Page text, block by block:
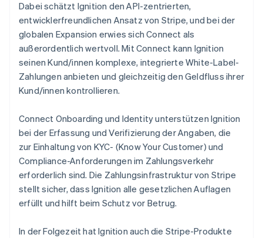
Dabei schätzt Ignition den API-zentrierten,
entwicklerfreundlichen Ansatz von Stripe, und bei der
globalen Expansion erwies sich Connect als
außerordentlich wertvoll. Mit Connect kann Ignition
seinen Kund/innen komplexe, integrierte White-Label-
Zahlungen anbieten und gleichzeitig den Geldfluss ihrer
Kund/innen kontrollieren.
Connect Onboarding und Identity unterstützen Ignition
bei der Erfassung und Verifizierung der Angaben, die
zur Einhaltung von KYC- (Know Your Customer) und
Compliance-Anforderungen im Zahlungsverkehr
erforderlich sind. Die Zahlungsinfrastruktur von Stripe
stellt sicher, dass Ignition alle gesetzlichen Auflagen
erfüllt und hilft beim Schutz vor Betrug.
In der Folgezeit hat Ignition auch die Stripe-Produkte